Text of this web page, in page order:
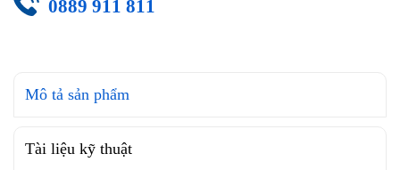
0889 911 811
Mô tả sản phẩm
Tài liệu kỹ thuật